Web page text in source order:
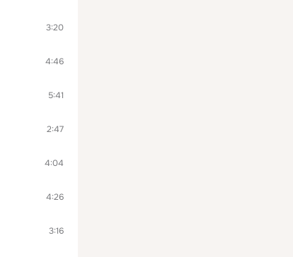
3:20
4:46
5:41
2:47
4:04
4:26
3:16